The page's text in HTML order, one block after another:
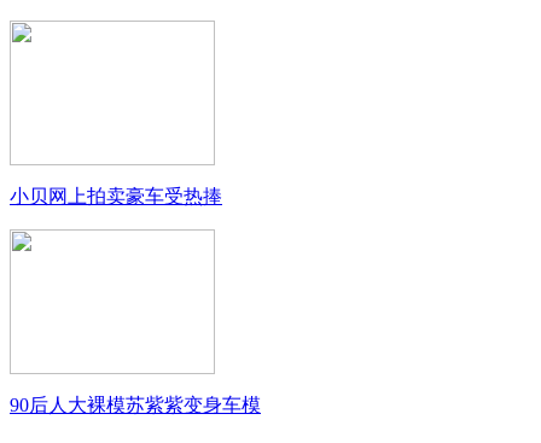
小贝网上拍卖豪车受热捧
90后人大裸模苏紫紫变身车模